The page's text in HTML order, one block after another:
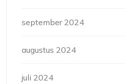
september 2024
augustus 2024
juli 2024